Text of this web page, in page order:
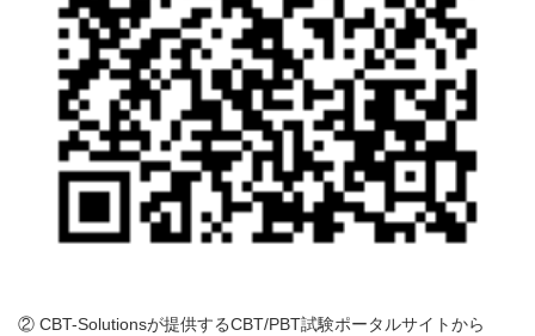
② CBT-Solutionsが提供するCBT/PBT試験ポータルサイトから